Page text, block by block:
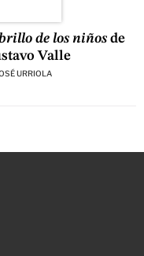
de los niñosde
Valle
URRIOLA